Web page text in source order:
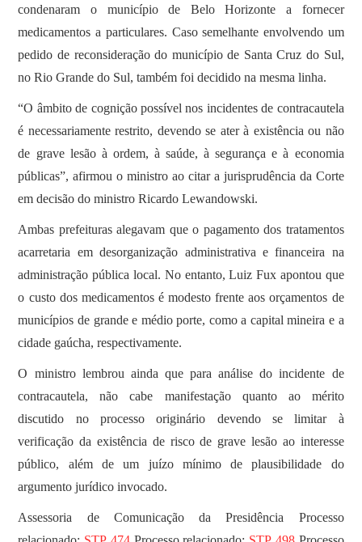
condenaram o município de Belo Horizonte a fornecer
medicamentos a particulares. Caso semelhante envolvendo um
pedido de reconsideração do município de Santa Cruz do Sul,
no Rio Grande do Sul, também foi decidido na mesma linha.
“O âmbito de cognição possível nos incidentes de contracautela
é necessariamente restrito, devendo se ater à existência ou não
de grave lesão à ordem, à saúde, à segurança e à economia
públicas”, afirmou o ministro ao citar a jurisprudência da Corte
em decisão do ministro Ricardo Lewandowski.
Ambas prefeituras alegavam que o pagamento dos tratamentos
acarretaria em desorganização administrativa e financeira na
administração pública local. No entanto, Luiz Fux apontou que
o custo dos medicamentos é modesto frente aos orçamentos de
municípios de grande e médio porte, como a capital mineira e a
cidade gaúcha, respectivamente.
O ministro lembrou ainda que para análise do incidente de
contracautela, não cabe manifestação quanto ao mérito
discutido no processo originário devendo se limitar à
verificação da existência de risco de grave lesão ao interesse
público, além de um juízo mínimo de plausibilidade do
argumento jurídico invocado.
Assessoria de Comunicação da Presidência Processo